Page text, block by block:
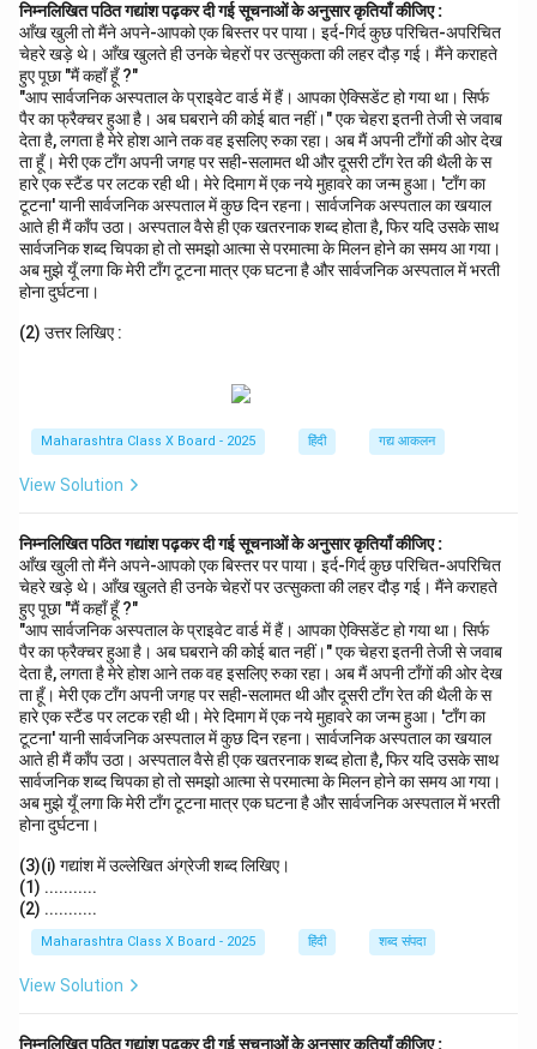
निम्नलिखित पठित गद्यांश पढ़कर दी गई सूचनाओं के अनुसार कृतियाँ कीजिए :
आँख खुली तो मैंने अपने-आपको एक बिस्तर पर पाया। इर्द-गिर्द कुछ परिचित-अपरिचित
चेहरे खड़े थे। आँख खुलते ही उनके चेहरों पर उत्सुकता की लहर दौड़ गई। मैंने कराहते
हुए पूछा "मैं कहाँ हूँ ?"
"आप सार्वजनिक अस्पताल के प्राइवेट वार्ड में हैं। आपका ऐक्सिडेंट हो गया था। सिर्फ
पैर का फ्रैक्चर हुआ है। अब घबराने की कोई बात नहीं।" एक चेहरा इतनी तेजी से जवाब
देता है, लगता है मेरे होश आने तक वह इसलिए रुका रहा। अब मैं अपनी टाँगों की ओर देख
ता हूँ। मेरी एक टाँग अपनी जगह पर सही-सलामत थी और दूसरी टाँग रेत की थैली के स
हारे एक स्टैंड पर लटक रही थी। मेरे दिमाग में एक नये मुहावरे का जन्म हुआ। 'टाँग का
टूटना' यानी सार्वजनिक अस्पताल में कुछ दिन रहना। सार्वजनिक अस्पताल का खयाल
आते ही मैं काँप उठा। अस्पताल वैसे ही एक खतरनाक शब्द होता है, फिर यदि उसके साथ
सार्वजनिक शब्द चिपका हो तो समझो आत्मा से परमात्मा के मिलन होने का समय आ गया।
अब मुझे यूँ लगा कि मेरी टाँग टूटना मात्र एक घटना है और सार्वजनिक अस्पताल में भरती
होना दुर्घटना।
(2) उत्तर लिखिए :
Maharashtra Class X Board - 2025 हिंदी गद्य आकलन
View Solution
निम्नलिखित पठित गद्यांश पढ़कर दी गई सूचनाओं के अनुसार कृतियाँ कीजिए :
आँख खुली तो मैंने अपने-आपको एक बिस्तर पर पाया। इर्द-गिर्द कुछ परिचित-अपरिचित
चेहरे खड़े थे। आँख खुलते ही उनके चेहरों पर उत्सुकता की लहर दौड़ गई। मैंने कराहते
हुए पूछा "मैं कहाँ हूँ ?"
"आप सार्वजनिक अस्पताल के प्राइवेट वार्ड में हैं। आपका ऐक्सिडेंट हो गया था। सिर्फ
पैर का फ्रैक्चर हुआ है। अब घबराने की कोई बात नहीं।" एक चेहरा इतनी तेजी से जवाब
देता है, लगता है मेरे होश आने तक वह इसलिए रुका रहा। अब मैं अपनी टाँगों की ओर देख
ता हूँ। मेरी एक टाँग अपनी जगह पर सही-सलामत थी और दूसरी टाँग रेत की थैली के स
हारे एक स्टैंड पर लटक रही थी। मेरे दिमाग में एक नये मुहावरे का जन्म हुआ। 'टाँग का
टूटना' यानी सार्वजनिक अस्पताल में कुछ दिन रहना। सार्वजनिक अस्पताल का खयाल
आते ही मैं काँप उठा। अस्पताल वैसे ही एक खतरनाक शब्द होता है, फिर यदि उसके साथ
सार्वजनिक शब्द चिपका हो तो समझो आत्मा से परमात्मा के मिलन होने का समय आ गया।
अब मुझे यूँ लगा कि मेरी टाँग टूटना मात्र एक घटना है और सार्वजनिक अस्पताल में भरती
होना दुर्घटना।
(3)(i) गद्यांश में उल्लेखित अंग्रेजी शब्द लिखिए।
(1) ...........
(2) ...........
Maharashtra Class X Board - 2025 हिंदी शब्द संपदा
View Solution
निम्नलिखित पठित गद्यांश पढ़कर दी गई सूचनाओं के अनुसार कृतियाँ कीजिए :